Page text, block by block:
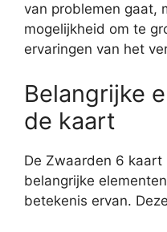
van problemen gaat,
mogelijkheid om te
ervaringen van het
Belangrijke
de kaart
De Zwaarden 6
belangrijke
betekenis ervan.